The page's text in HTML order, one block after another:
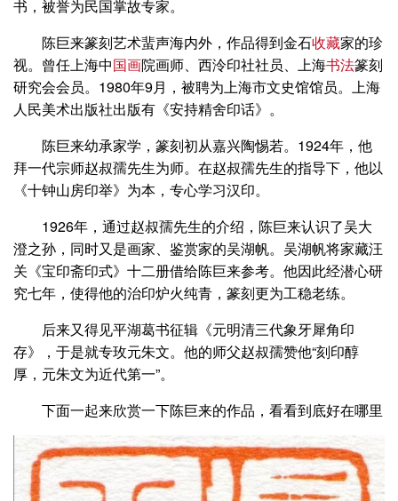
书，被誉为民国掌故专家。
陈巨来篆刻艺术蜚声海内外，作品得到金石收藏家的珍
视。曾任上海中国画院画师、西泠印社社员、上海书法篆刻
研究会会员。1980年9月，被聘为上海市文史馆馆员。上海
人民美术出版社出版有《安持精舍印话》。
陈巨来幼承家学，篆刻初从嘉兴陶惕若。1924年，他
拜一代宗师赵叔孺先生为师。在赵叔孺先生的指导下，他以
《十钟山房印举》为本，专心学习汉印。
1926年，通过赵叔孺先生的介绍，陈巨来认识了吴大
澄之孙，同时又是画家、鉴赏家的吴湖帆。吴湖帆将家藏汪
关《宝印斋印式》十二册借给陈巨来参考。他因此经潜心研
究七年，使得他的治印炉火纯青，篆刻更为工稳老练。
后来又得见平湖葛书征辑《元明清三代象牙犀角印
存》，于是就专玫元朱文。他的师父赵叔孺赞他“刻印醇
厚，元朱文为近代第一”。
下面一起来欣赏一下陈巨来的作品，看看到底好在哪里